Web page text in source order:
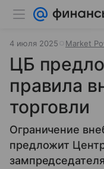
4 июля 2025 Market
ЦБ
правила
торговли
Ограничение
предложит